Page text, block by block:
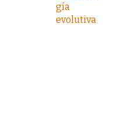
gía
evolutiva